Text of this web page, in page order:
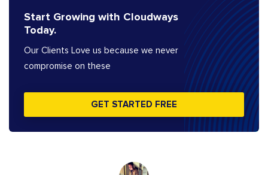
Start Growing with Cloudways
Today.
Our Clients Love us because we never
compromise on these
GET STARTED FREE